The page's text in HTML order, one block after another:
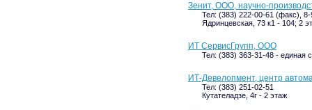
Зенит, ООО, научно-
Тел: (383) 222-00-61 (факс),
Ядринцевская, 73 к1 - 104; 2
ИТ СервисГрупп, ООО
Тел: (383) 363-31-48 - единая
ИТ-Девелопмент, центр
Тел: (383) 251-02-51
Кутателадзе, 4г - 2 этаж